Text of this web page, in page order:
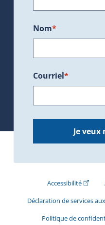
Nom*
Courriel*
Je veux
Accessibilité(Cet
Déclaration de services
Politique de